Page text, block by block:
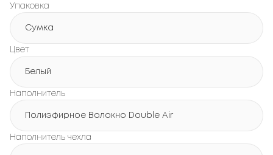
Упаковка
Сумка
Цвет
Белый
Наполнитель
Полиэфирное Волокно Double Air
Наполнитель чехла